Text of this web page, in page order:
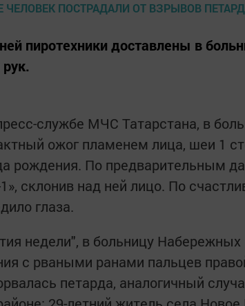
пиротехники доставлены в
службе МЧС Татарстана, в
ожог пламенем лица, шеи 1
рождения. По предварительным
склонив над ней лицо. По
глаза.
недели", в больницу Набережных
с рваными ранами пальцев
петарда, аналогичный